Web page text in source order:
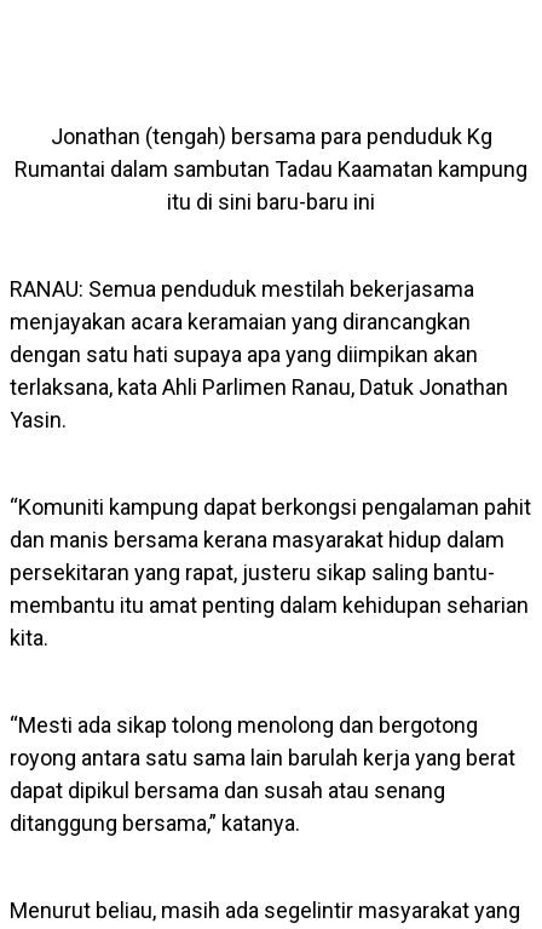
Jonathan (tengah) bersama para penduduk Kg
Rumantai dalam sambutan Tadau Kaamatan kampung
itu di sini baru-baru ini
RANAU: Semua penduduk mestilah bekerjasama
menjayakan acara keramaian yang dirancangkan
dengan satu hati supaya apa yang diimpikan akan
terlaksana, kata Ahli Parlimen Ranau, Datuk Jonathan
Yasin.
“Komuniti kampung dapat berkongsi pengalaman pahit
dan manis bersama kerana masyarakat hidup dalam
persekitaran yang rapat, justeru sikap saling bantu-
membantu itu amat penting dalam kehidupan seharian
kita.
“Mesti ada sikap tolong menolong dan bergotong
royong antara satu sama lain barulah kerja yang berat
dapat dipikul bersama dan susah atau senang
ditanggung bersama,” katanya.
Menurut beliau, masih ada segelintir masyarakat yang